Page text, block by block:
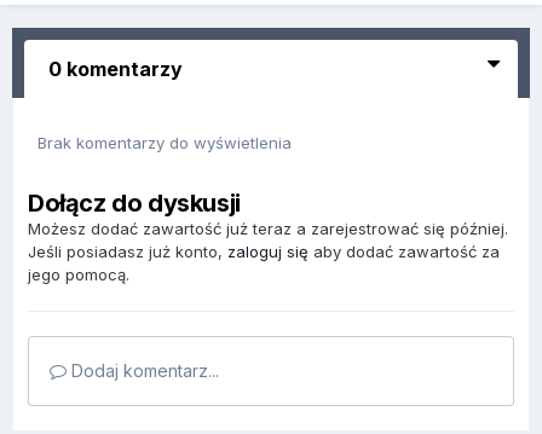
0 komentarzy
Brak komentarzy do wyświetlenia
Dołącz do dyskusji
Możesz dodać zawartość już teraz a zarejestrować się później.
Jeśli posiadasz już konto, zaloguj się aby dodać zawartość za
jego pomocą.
Dodaj komentarz...